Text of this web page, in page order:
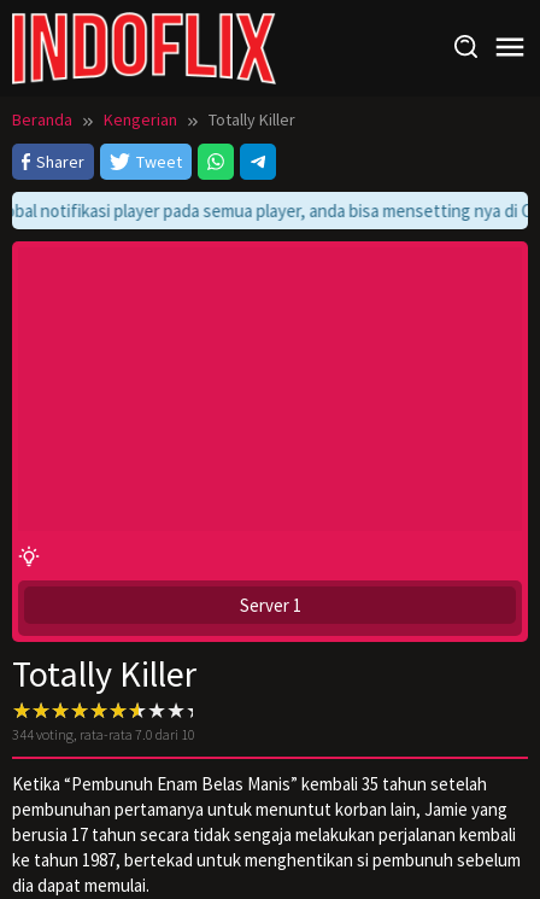
Loncat
konten
Beranda Kengerian
Totally Killer
Sharer
Tweet
notifikasi player pada semua player, anda bisa mensetting nya di
Server 1
Totally Killer
344voting, rata-rata 7.0 dari 10
Ketika “Pembunuh Enam Belas Manis” kembali 35 tahun setelah
pembunuhan pertamanya untuk menuntut korban lain, Jamie yang
berusia 17 tahun secara tidak sengaja melakukan perjalanan kembali
ke tahun 1987, bertekad untuk menghentikan si pembunuh sebelum
dia dapat memulai.